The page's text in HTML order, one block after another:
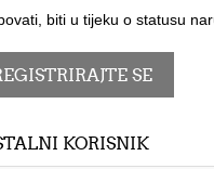
biti u tijeku o statusu
KORISNIK